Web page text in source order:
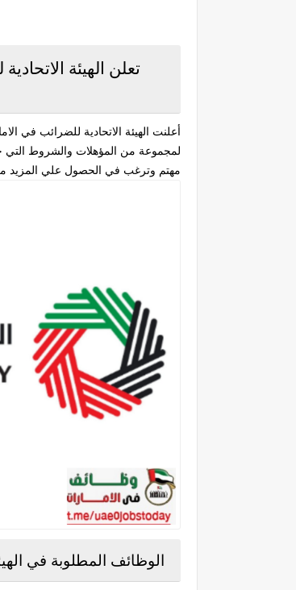
تعلن الهيئة
أعلنت الهيئة الاتحادية للضرائب في
لمجموعة من المؤهلات والشروط التي
مهتم وترغب في الحصول علي المزيد
الوظائف المطلوبة في